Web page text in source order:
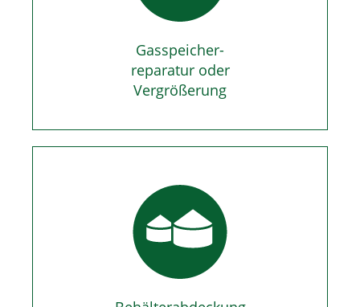
Gasspeicher-
reparatur oder
Vergrößerung